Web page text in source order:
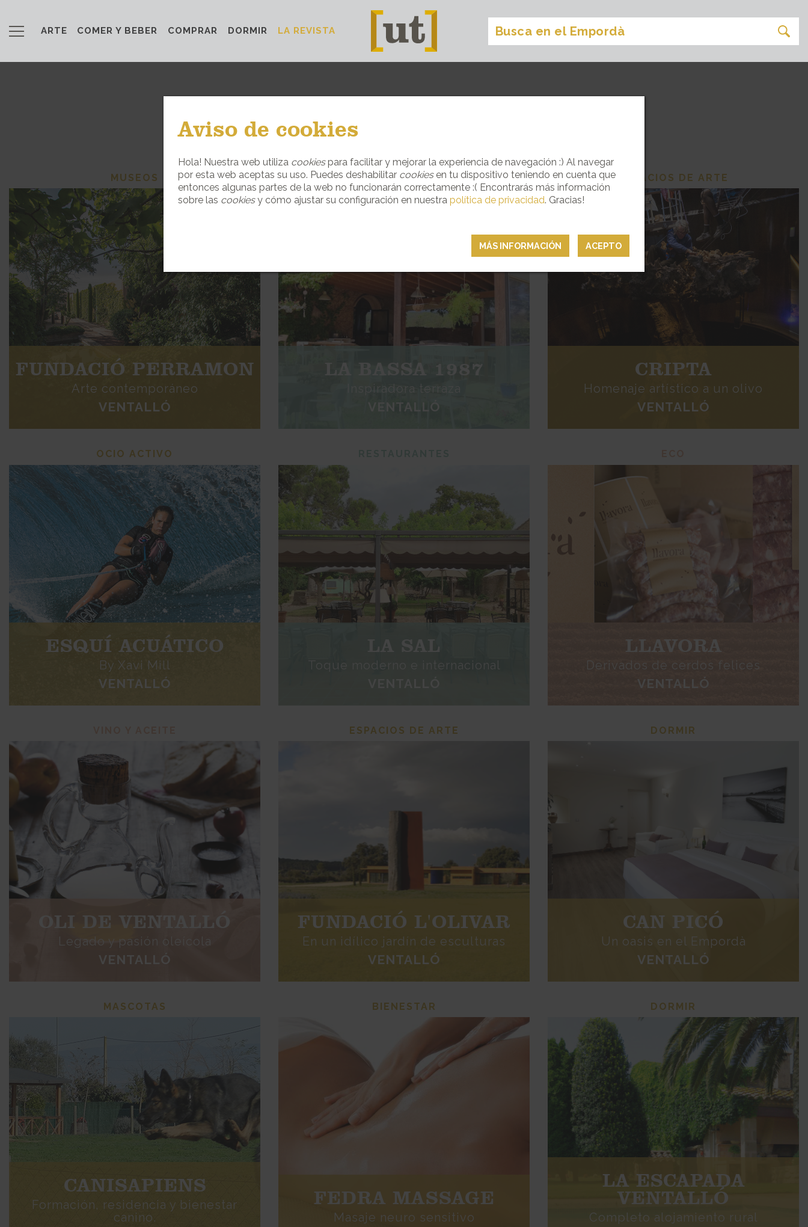
ARTE COMER Y BEBER COMPRAR DORMIR LA REVISTA
ENCUENTRA EL SITIO IDEAL PARA CADA OCASIÓN
MUSEOS
FUNDACIÓ PERRAMON
Arte contemporáneo
VENTALLÓ
RESTAURANTES
LA BASSA 1987
VENTALLÓ
ESPACIOS DE ARTE
CRIPTA
Homenaje artístico a un olivo
VENTALLÓ
OCIO ACTIVO
ESQUÍ ACUÁTICO
By Xavi Mill
VENTALLÓ
LA SAL
Toque moderno e internacional
LLAVORA
Derivados de cerdos felices
VENTALLÓ
OLI DE VENTALLÓ
Legado y pasión oleícola
VENTALLÓ
ESPACIOS DE ARTE
FUNDACIÓ L'OLIVAR
En un idílico jardín de esculturas
VENTALLÓ
DORMIR
CAN PICÓ
Un oasis en el Empordà
VENTALLÓ
MASCOTAS
CANISAPIENS
Formación, residencia y bienestar
canino.
BIENESTAR
FEDRA MASSAGE
Masaje neuro sensitivo
DORMIR
LA ESCAPADA
VENTALLÓ
Completo alojamiento rural
ACEPTO
MÁS INFORMACIÓN
Aviso de cookies
Hola! Nuestra web utiliza cookiespara facilitar y mejorar la experiencia de navegación :) Al navegar
por esta web aceptas su uso. Puedes deshabilitar cookiesen tu dispositivo teniendo en cuenta que
entonces algunas partes de la web no funcionarán correctamente :( Encontrarás más información
sobre las cookiesy cómo ajustar su configuración en nuestra política de privacidad. Gracias!